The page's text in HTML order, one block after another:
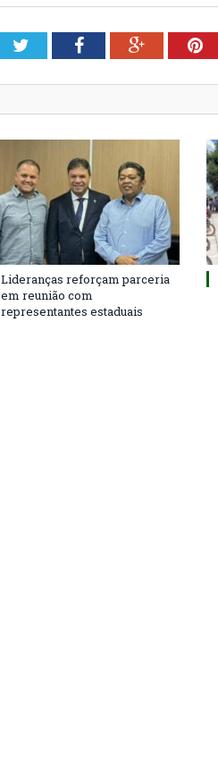
TwitterFacebookGoogle+
Lideranças reforçam parceria
em reunião com
representantes estaduais